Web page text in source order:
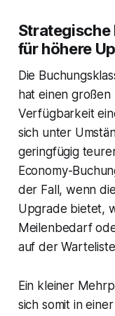
Strategische
für höhere
Die
hat einen
Verfügbarkeit
sich unter
geringfügig
Economy-
der Fall, wenn
Upgrade bietet,
Meilenbedarf
auf der
Ein kleiner
sich somit in